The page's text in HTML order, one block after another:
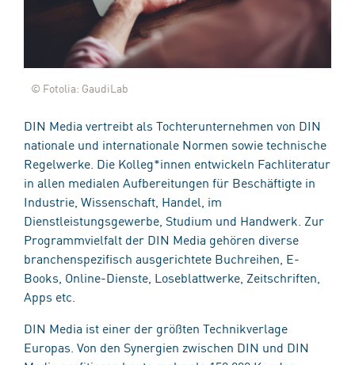
© Fotolia: GaudiLab
DIN Media vertreibt als Tochterunternehmen von DIN
nationale und internationale Normen sowie technische
Regelwerke. Die Kolleg*innen entwickeln Fachliteratur
in allen medialen Aufbereitungen für Beschäftigte in
Industrie, Wissenschaft, Handel, im
Dienstleistungsgewerbe, Studium und Handwerk. Zur
Programmvielfalt der DIN Media gehören diverse
branchenspezifisch ausgerichtete Buchreihen, E-
Books, Online-Dienste, Loseblattwerke, Zeitschriften,
Apps etc.
DIN Media ist einer der größten Technikverlage
Europas. Von den Synergien zwischen DIN und DIN